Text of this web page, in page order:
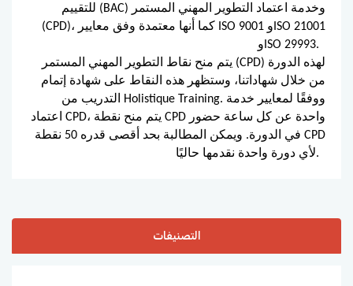
للتقييم (BAC) وخدمة اعتماد التطوير المهني المستمر
(CPD)، كما أنها معتمدة وفق معايير ISO 9001 وISO 21001
وISO 29993.
يتم منح نقاط التطوير المهني المستمر (CPD) لهذه الدورة
من خلال شهاداتنا، وستظهر هذه النقاط على شهادة إتمام
التدريب من Holistique Training. ووفقًا لمعايير خدمة
اعتماد CPD، يتم منح نقطة CPD واحدة عن كل ساعة حضور
في الدورة. ويمكن المطالبة بحد أقصى قدره 50 نقطة CPD
لأي دورة واحدة نقدمها حاليًا.
التصنيفات